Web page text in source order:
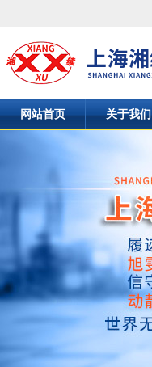
网站首页 关于我们